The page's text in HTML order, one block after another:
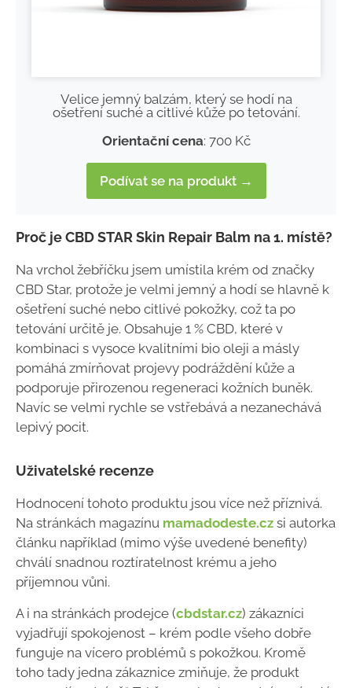
Velice jemný balzám, který se hodí na
ošetření suché a citlivé kůže po tetování.
Orientační cena: 700 Kč
Podívat se na produkt →
Proč je CBD STAR Skin Repair Balm na 1. místě?
Na vrchol žebříčku jsem umístila krém od značky
CBD Star, protože je velmi jemný a hodí se hlavně k
ošetření suché nebo citlivé pokožky, což ta po
tetování určitě je. Obsahuje 1 % CBD, které v
kombinaci s vysoce kvalitními bio oleji a másly
pomáhá zmírňovat projevy podráždění kůže a
podporuje přirozenou regeneraci kožních buněk.
Navíc se velmi rychle se vstřebává a nezanechává
lepivý pocit.
Uživatelské recenze
Hodnocení tohoto produktu jsou více než příznivá.
Na stránkách magazínu mamadodeste.cz si autorka
článku například (mimo výše uvedené benefity)
chválí snadnou roztíratelnost krému a jeho
příjemnou vůni.
A i na stránkách prodejce (cbdstar.cz) zákazníci
vyjadřují spokojenost – krém podle všeho dobře
funguje na vícero problémů s pokožkou. Kromě
toho tady jedna zákaznice zmiňuje, že produkt